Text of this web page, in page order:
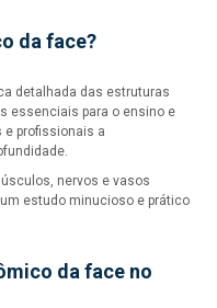
da face?
detalhada das estruturas
essenciais para o ensino e
profissionais a
nervos e vasos
estudo minucioso e prático
da face no